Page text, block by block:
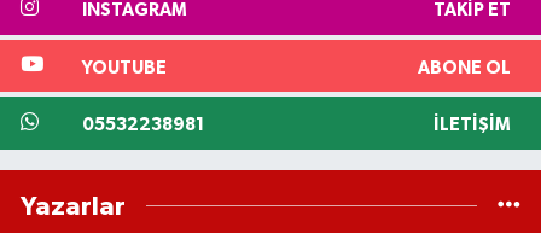
INSTAGRAM TAKIP ET
YOUTUBE ABONE OL
05532238981 İLETIŞIM
Yazarlar